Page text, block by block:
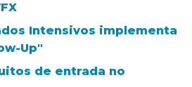
Intensivos implementa
Up"
de entrada no